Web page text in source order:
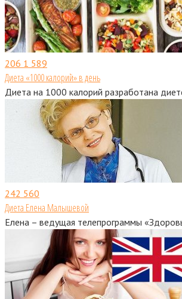
206 1 589
Диета «1000 калорий» в день
Диета на 1000 калорий разработана
242 560
Диета Елена Малышевой
Елена – ведущая телепрограммы